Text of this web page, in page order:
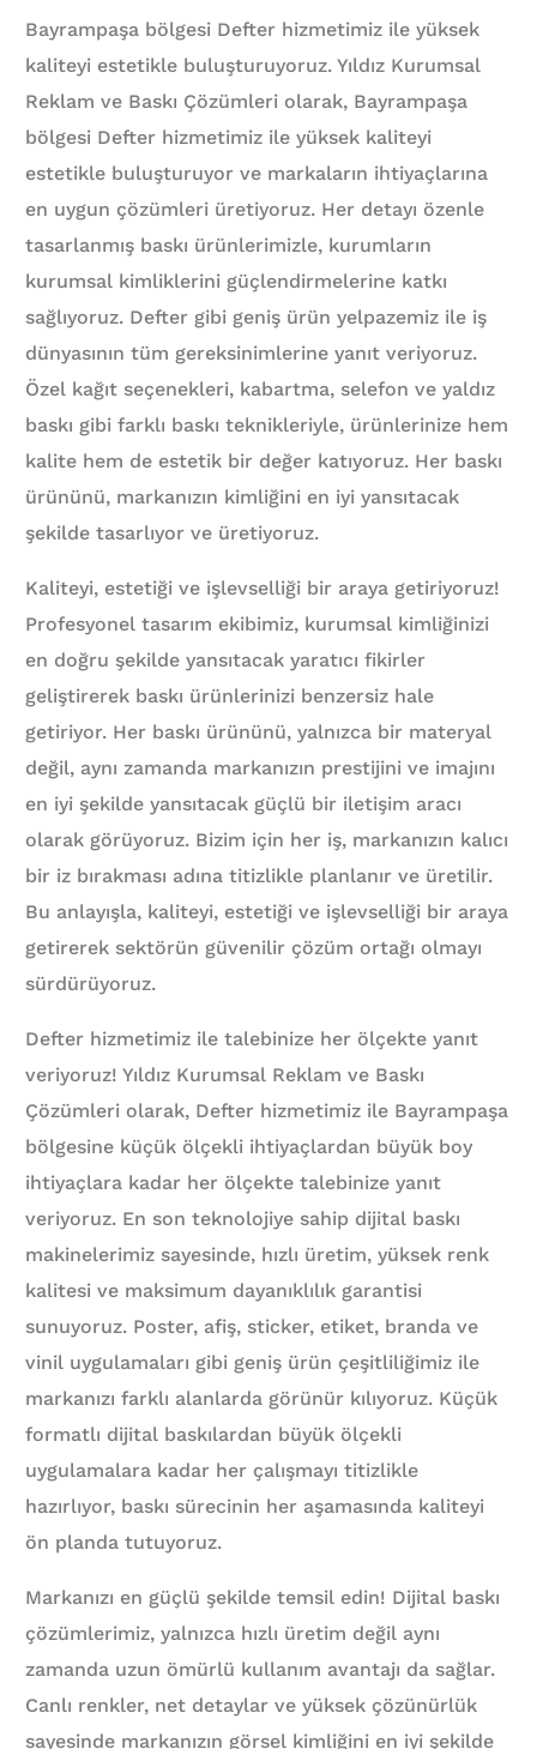
Bayrampaşa bölgesi Defter hizmetimiz ile yüksek
kaliteyi estetikle buluşturuyoruz. Yıldız Kurumsal
Reklam ve Baskı Çözümleri olarak, Bayrampaşa
bölgesi Defter hizmetimiz ile yüksek kaliteyi
estetikle buluşturuyor ve markaların ihtiyaçlarına
en uygun çözümleri üretiyoruz. Her detayı özenle
tasarlanmış baskı ürünlerimizle, kurumların
kurumsal kimliklerini güçlendirmelerine katkı
sağlıyoruz. Defter gibi geniş ürün yelpazemiz ile iş
dünyasının tüm gereksinimlerine yanıt veriyoruz.
Özel kağıt seçenekleri, kabartma, selefon ve yaldız
baskı gibi farklı baskı teknikleriyle, ürünlerinize hem
kalite hem de estetik bir değer katıyoruz. Her baskı
ürününü, markanızın kimliğini en iyi yansıtacak
şekilde tasarlıyor ve üretiyoruz.
Kaliteyi, estetiği ve işlevselliği bir araya getiriyoruz!
Profesyonel tasarım ekibimiz, kurumsal kimliğinizi
en doğru şekilde yansıtacak yaratıcı fikirler
geliştirerek baskı ürünlerinizi benzersiz hale
getiriyor. Her baskı ürününü, yalnızca bir materyal
değil, aynı zamanda markanızın prestijini ve imajını
en iyi şekilde yansıtacak güçlü bir iletişim aracı
olarak görüyoruz. Bizim için her iş, markanızın kalıcı
bir iz bırakması adına titizlikle planlanır ve üretilir.
Bu anlayışla, kaliteyi, estetiği ve işlevselliği bir araya
getirerek sektörün güvenilir çözüm ortağı olmayı
sürdürüyoruz.
Defter hizmetimiz ile talebinize her ölçekte yanıt
veriyoruz! Yıldız Kurumsal Reklam ve Baskı
Çözümleri olarak, Defter hizmetimiz ile Bayrampaşa
bölgesine küçük ölçekli ihtiyaçlardan büyük boy
ihtiyaçlara kadar her ölçekte talebinize yanıt
veriyoruz. En son teknolojiye sahip dijital baskı
makinelerimiz sayesinde, hızlı üretim, yüksek renk
kalitesi ve maksimum dayanıklılık garantisi
sunuyoruz. Poster, afiş, sticker, etiket, branda ve
vinil uygulamaları gibi geniş ürün çeşitliliğimiz ile
markanızı farklı alanlarda görünür kılıyoruz. Küçük
formatlı dijital baskılardan büyük ölçekli
uygulamalara kadar her çalışmayı titizlikle
hazırlıyor, baskı sürecinin her aşamasında kaliteyi
ön planda tutuyoruz.
Markanızı en güçlü şekilde temsil edin! Dijital baskı
çözümlerimiz, yalnızca hızlı üretim değil aynı
zamanda uzun ömürlü kullanım avantajı da sağlar.
Canlı renkler, net detaylar ve yüksek çözünürlük
sayesinde markanızın görsel kimliğini en iyi şekilde